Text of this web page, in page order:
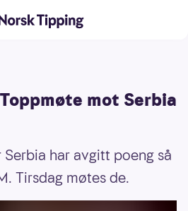
mot Serbia
har avgitt poeng så
Tirsdag møtes de.